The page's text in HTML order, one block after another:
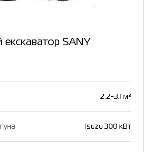
екскаватор SANY
2.2-3.1 м³
Isuzu 300 кВт